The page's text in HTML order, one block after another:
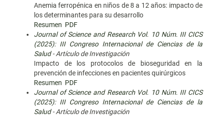
Anemia ferropénica en niños de 8 a 12 años: impacto de
los determinantes para su desarrollo
Resumen PDF
Journal of Science and Research Vol. 10 Núm. III CICS
(2025): III Congreso Internacional de Ciencias de la
Salud- Artículo de Investigación
Impacto de los protocolos de bioseguridad en la
prevención de infecciones en pacientes quirúrgicos
Resumen PDF
Journal of Science and Research Vol. 10 Núm. III CICS
(2025): III Congreso Internacional de Ciencias de la
Salud- Artículo de Investigación